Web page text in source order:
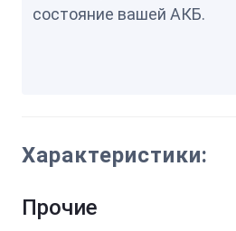
состояние вашей АКБ.
Характеристики:
Прочие